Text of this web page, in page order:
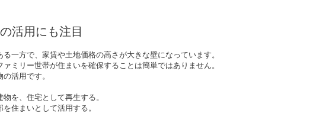
活用にも注目
一方で、家賃や土地価格の高さが大きな壁になっています。
ミリー世帯が住まいを確保することは簡単ではありません。
活用です。
を、住宅として再生する。
住まいとして活用する。